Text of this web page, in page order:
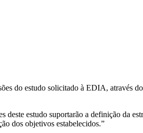
do estudo solicitado à EDIA, através
deste estudo suportarão a definição da
dos objetivos estabelecidos.”